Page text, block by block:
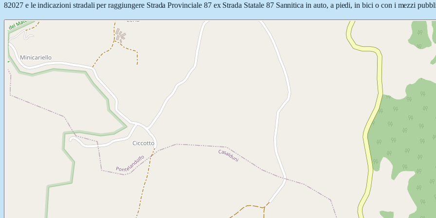
82027 e le indicazioni stradali per raggiungere Strada Provinciale 87 ex Strada Statale 87 Sannitica in auto, a piedi, in bici o con i mezzi